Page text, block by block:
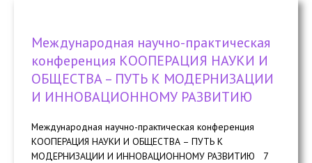
Международная научно-практическая
конференция КООПЕРАЦИЯ НАУКИ И
ОБЩЕСТВА – ПУТЬ К МОДЕРНИЗАЦИИ
И ИННОВАЦИОННОМУ РАЗВИТИЮ
Международная научно-практическая конференция
КООПЕРАЦИЯ НАУКИ И ОБЩЕСТВА – ПУТЬ К
МОДЕРНИЗАЦИИ И ИННОВАЦИОННОМУ РАЗВИТИЮ 7